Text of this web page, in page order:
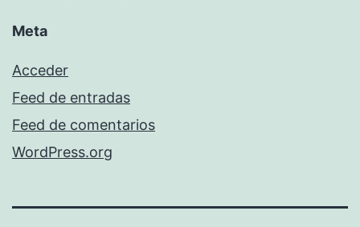
Meta
Acceder
Feed de entradas
Feed de comentarios
WordPress.org